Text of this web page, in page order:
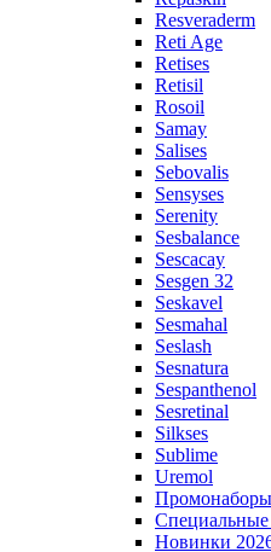
Resveraderm
Reti Age
Retises
Retisil
Rosoil
Samay
Salises
Sebovalis
Sensyses
Serenity
Sesbalance
Sescacay
Sesgen 32
Seskavel
Sesmahal
Seslash
Sesnatura
Sespanthenol
Sesretinal
Silkses
Sublime
Uremol
Промонаборы
Специальные
Новинки